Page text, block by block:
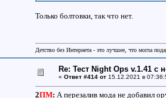
Только болтовки, так что нет.
Детство без Интернета - это лучшее, что могла
Re: Тест Night Ops v.1.41 с
« Ответ #414 от15.12.2021 в
2ПМ: А перезалив мода не добавил